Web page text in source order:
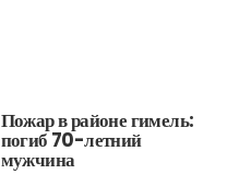
Пожар в районе гимель:
погиб 70-летний
мужчина